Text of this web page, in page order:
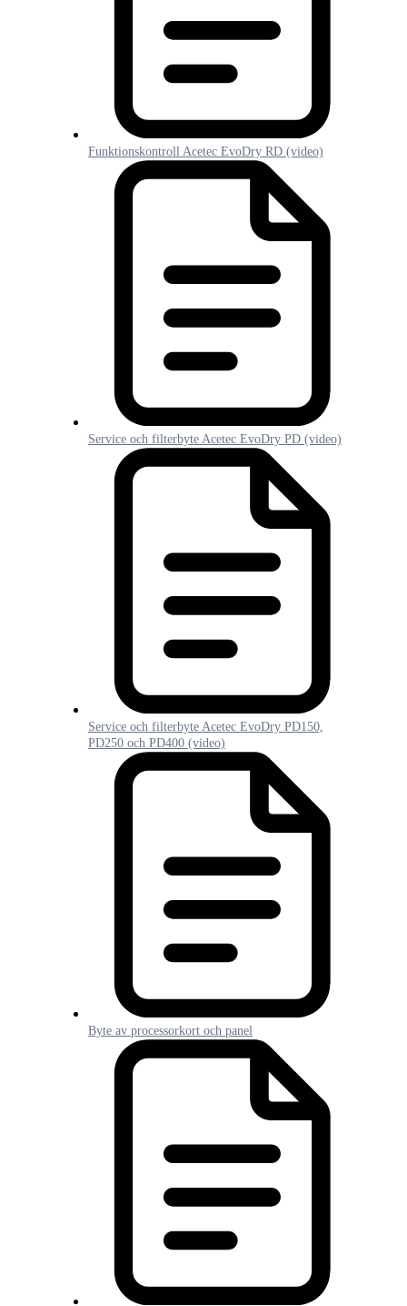
Funktionskontroll Acetec EvoDry RD (video)
Service och filterbyte Acetec EvoDry PD (video)
Service och filterbyte Acetec EvoDry PD150,
PD250 och PD400 (video)
Byte av processorkort och panel